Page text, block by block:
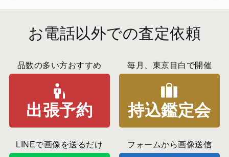
お電話以外での査定依頼
品数の多い方おすすめ
出張予約
毎月、東京目白で開催
持込鑑定会
LINEで画像を送るだけ フォームから画像送信